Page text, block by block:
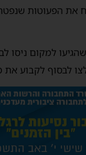
את הפעוטות
למקום ניסו
לבסוף לקבוע את